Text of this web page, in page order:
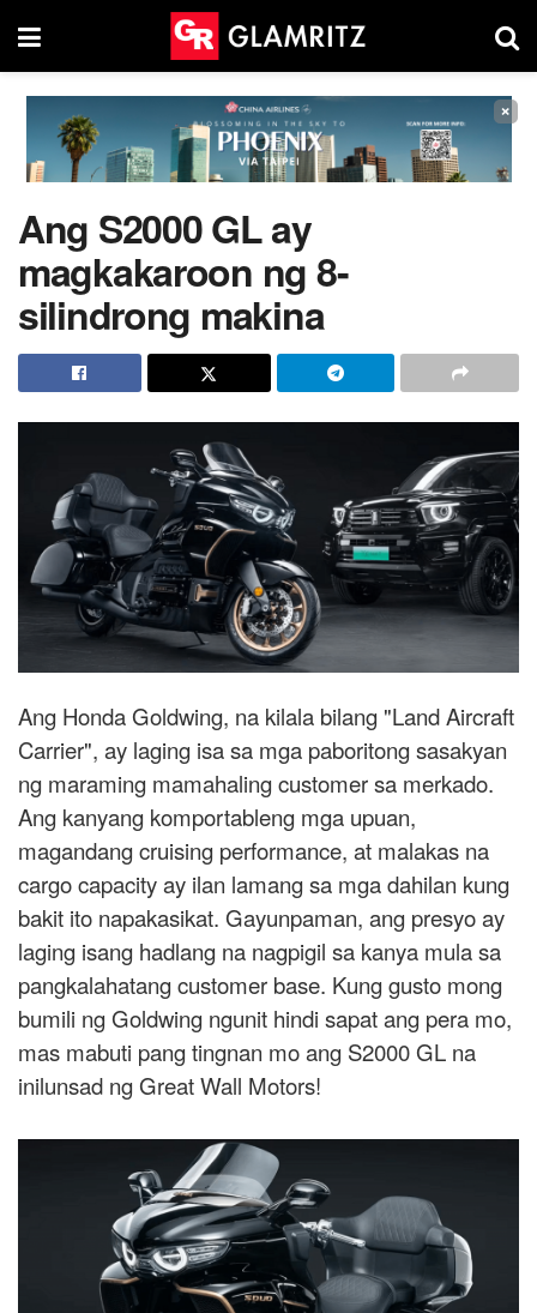
×
Ang S2000 GL ay
magkakaroon ng 8-
silindrong makina
Ang Honda Goldwing, na kilala bilang "Land Aircraft
Carrier", ay laging isa sa mga paboritong sasakyan
ng maraming mamahaling customer sa merkado.
Ang kanyang komportableng mga upuan,
magandang cruising performance, at malakas na
cargo capacity ay ilan lamang sa mga dahilan kung
bakit ito napakasikat. Gayunpaman, ang presyo ay
laging isang hadlang na nagpigil sa kanya mula sa
pangkalahatang customer base. Kung gusto mong
bumili ng Goldwing ngunit hindi sapat ang pera mo,
mas mabuti pang tingnan mo ang S2000 GL na
inilunsad ng Great Wall Motors!